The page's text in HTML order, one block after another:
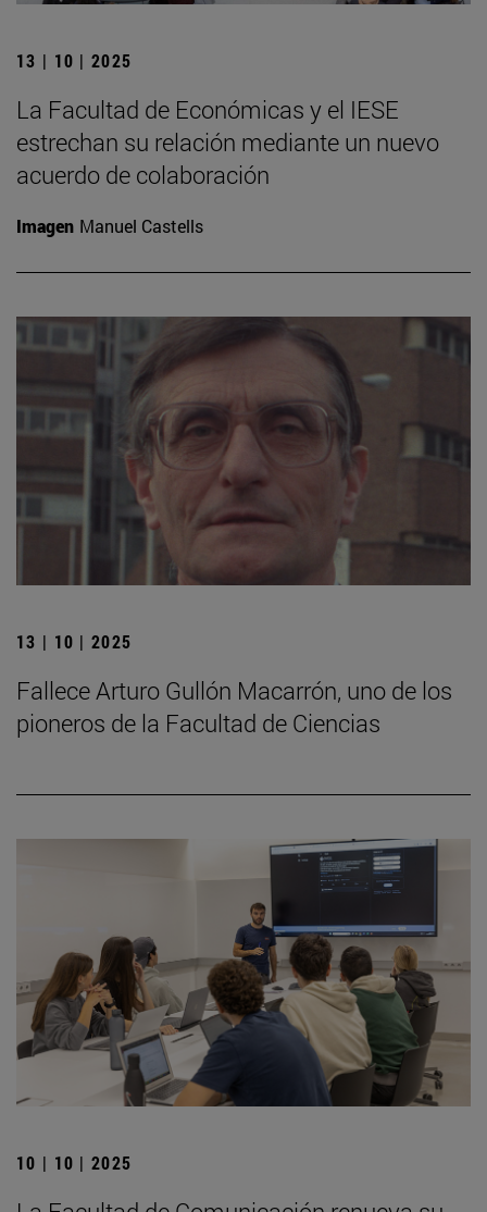
13 | 10 | 2025
La Facultad de Económicas y el IESE
estrechan su relación mediante un nuevo
acuerdo de colaboración
Imagen Manuel Castells
13 | 10 | 2025
Fallece Arturo Gullón Macarrón, uno de los
pioneros de la Facultad de Ciencias
10 | 10 | 2025